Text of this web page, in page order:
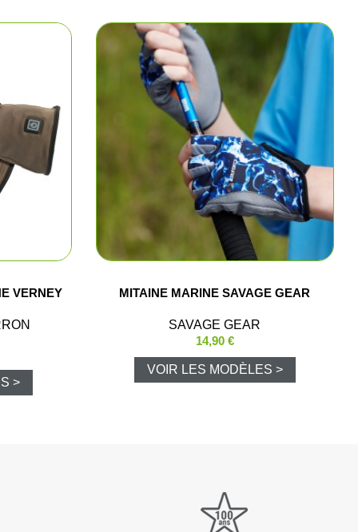
shorts
et chemises
VERNEY
>
MITAINE MARINE SAVAGE GEAR
SAVAGE GEAR
14,90 €
VOIR LES MODÈLES >